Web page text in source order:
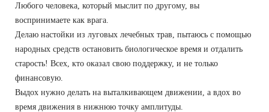
Любого человека, который мыслит по другому, вы
воспринимаете как врага.
Делаю настойки из луговых лечебных трав, пытаюсь с помощью
народных средств остановить биологическое время и отдалить
старость! Всех, кто оказал свою поддержку, и не только
финансовую.
Выдох нужно делать на выталкивающем движении, а вдох во
время движения в нижнюю точку амплитуды.